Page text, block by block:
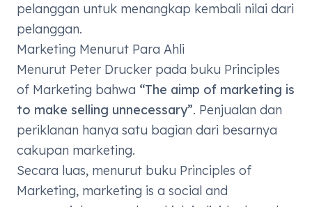
pelanggan untuk menangkap kembali nilai dari
pelanggan.
Marketing Menurut Para Ahli
Menurut Peter Drucker pada buku Principles
of Marketing bahwa “The aimp of marketing is
to make selling unnecessary”. Penjualan dan
periklanan hanya satu bagian dari besarnya
cakupan marketing.
Secara luas, menurut buku Principles of
Marketing, marketing is a social and